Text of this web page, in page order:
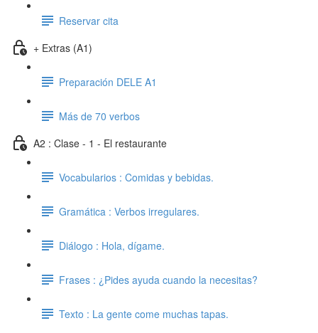
Reservar cita
+ Extras (A1)
Preparación DELE A1
Más de 70 verbos
A2 : Clase - 1 - El restaurante
Vocabularios : Comidas y bebidas.
Gramática : Verbos irregulares.
Diálogo : Hola, dígame.
Frases : ¿Pides ayuda cuando la necesitas?
Texto : La gente come muchas tapas.